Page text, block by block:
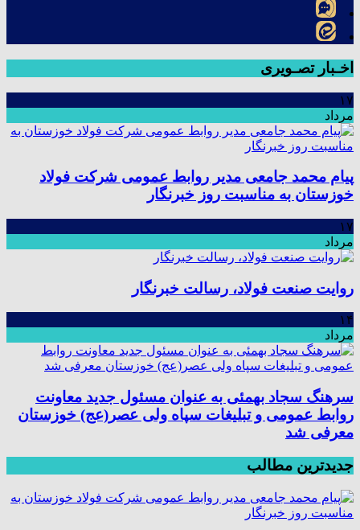
اخـبار تصـویری
۱۷
مرداد
پیام محمد جامعی مدیر روابط عمومی شرکت فولاد
خوزستان به مناسبت روز خبرنگار
۱۷
مرداد
روایت صنعت فولاد،‌ رسالت خبرنگار
۱۴
مرداد
سرهنگ سجاد بهمئی به عنوان مسئول جدید معاونت
روابط عمومی و تبلیغات سپاه ولی عصر(عج) خوزستان
معرفی شد
جدیدترین مطالب